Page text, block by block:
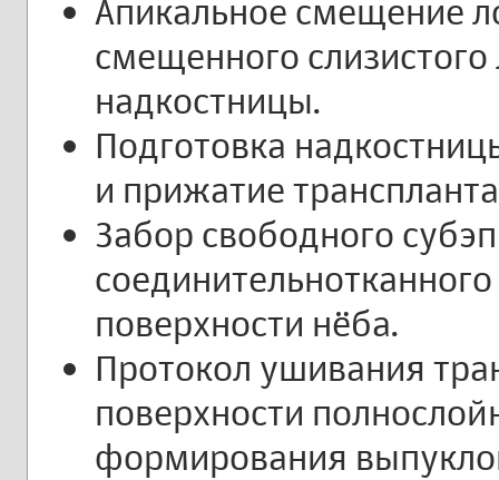
Апикальное смещение
смещенного
надкостницы.
Подготовка
и прижатие
Забор свободного
поверхности нёба.
Протокол ушивания
поверхности
формирования